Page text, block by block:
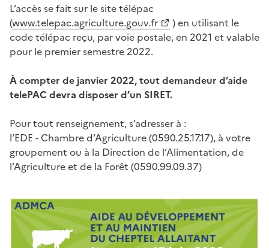
L’accès se fait sur le site télépac
(www.telepac.agriculture.gouv.fr
) en utilisant le
code télépac reçu, par voie postale, en 2021 et valable
pour le premier semestre 2022.
À compter de janvier 2022, tout demandeur d’aide
telePAC devra disposer d’un SIRET.
Pour tout renseignement, s’adresser à :
l’EDE - Chambre d’Agriculture (0590.25.17.17), à votre
groupement ou à la Direction de l’Alimentation, de
l’Agriculture et de la Forêt (0590.99.09.37)